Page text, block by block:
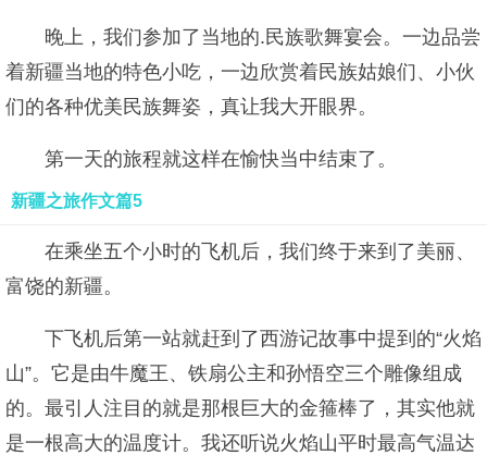
晚上，我们参加了当地的.民族歌舞宴会。一边品尝
着新疆当地的特色小吃，一边欣赏着民族姑娘们、小伙
们的各种优美民族舞姿，真让我大开眼界。
第一天的旅程就这样在愉快当中结束了。
新疆之旅作文篇5
在乘坐五个小时的飞机后，我们终于来到了美丽、
富饶的新疆。
下飞机后第一站就赶到了西游记故事中提到的“火焰
山”。它是由牛魔王、铁扇公主和孙悟空三个雕像组成
的。最引人注目的就是那根巨大的金箍棒了，其实他就
是一根高大的温度计。我还听说火焰山平时最高气温达